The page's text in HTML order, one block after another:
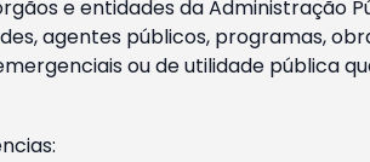
e entidades da Administração
agentes públicos, programas,
ou de utilidade pública